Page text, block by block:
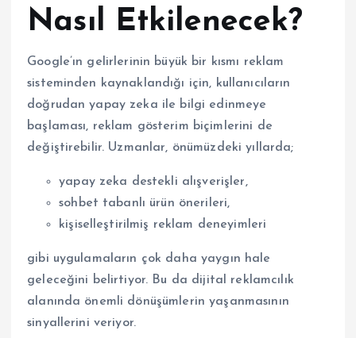
Nasıl Etkilenecek?
Google’ın gelirlerinin büyük bir kısmı reklam
sisteminden kaynaklandığı için, kullanıcıların
doğrudan yapay zeka ile bilgi edinmeye
başlaması, reklam gösterim biçimlerini de
değiştirebilir. Uzmanlar, önümüzdeki yıllarda;
yapay zeka destekli alışverişler,
sohbet tabanlı ürün önerileri,
kişiselleştirilmiş reklam deneyimleri
gibi uygulamaların çok daha yaygın hale
geleceğini belirtiyor. Bu da dijital reklamcılık
alanında önemli dönüşümlerin yaşanmasının
sinyallerini veriyor.